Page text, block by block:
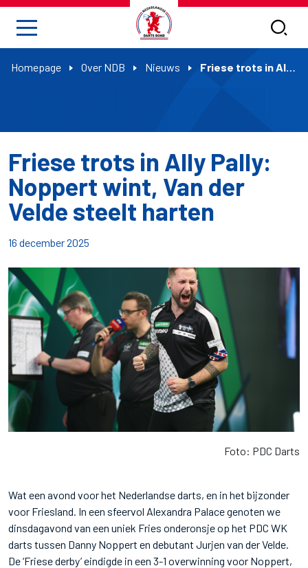
Homepage Over NDB Nieuws Friese trots in Ally Pally: Noppert wint, Van der Velde steelt harten
Friese trots in Ally Pally:
Noppert wint, Van der
Velde steelt harten
16 december 2025
Foto: PDC Darts
Wat een avond voor het Nederlandse darts, en in het bijzonder
voor Friesland. In een sfeervol Alexandra Palace genoten we
dinsdagavond van een uniek Fries onderonsje op het PDC WK
darts tussen Danny Noppert en debutant Jurjen van der Velde.
De ‘Friese derby’ eindigde in een 3-1 overwinning voor Noppert,